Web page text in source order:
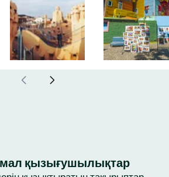
қызығушылықтар